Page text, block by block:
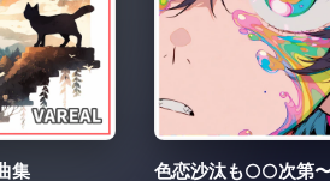
集
2026